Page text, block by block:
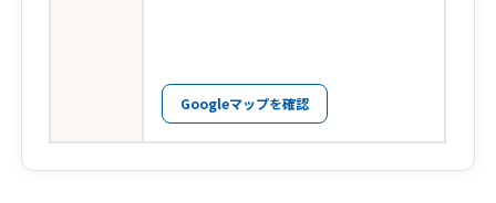
Googleマップを確認